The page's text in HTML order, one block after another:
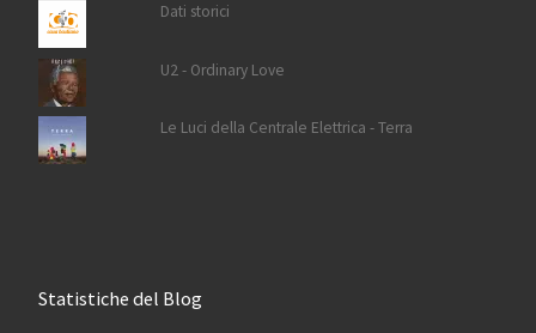
Dati storici
U2 - Ordinary Love
Le Luci della Centrale Elettrica - Terra
Statistiche del Blog